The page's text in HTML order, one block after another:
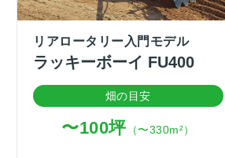
リアロータリー入門モデル
ラッキーボーイ FU400
畑の目安
〜100坪（〜330m²）